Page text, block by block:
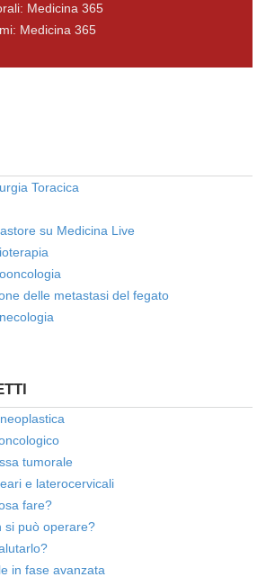
Medicina 365
Medicina 365
Toracica
su Medicina Live
delle metastasi del fegato
tumorale
e laterocervicali
fare?
si può operare?
in fase avanzata